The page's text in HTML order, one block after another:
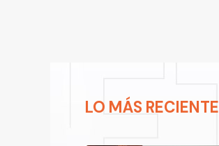
LO MÁS RECIENTE